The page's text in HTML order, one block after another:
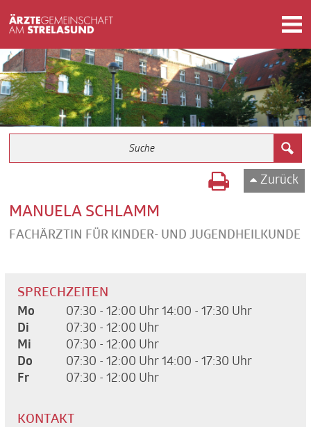
Zurück
MANUELA SCHLAMM
FACHÄRZTIN FÜR KINDER- UND JUGENDHEILKUNDE
SPRECHZEITEN
Mo 07:30 - 12:00 Uhr14:00 - 17:30 Uhr
Di
07:30 - 12:00 Uhr
Mi
07:30 - 12:00 Uhr
Do
07:30 - 12:00 Uhr14:00 - 17:30 Uhr
Fr
07:30 - 12:00 Uhr
KONTAKT